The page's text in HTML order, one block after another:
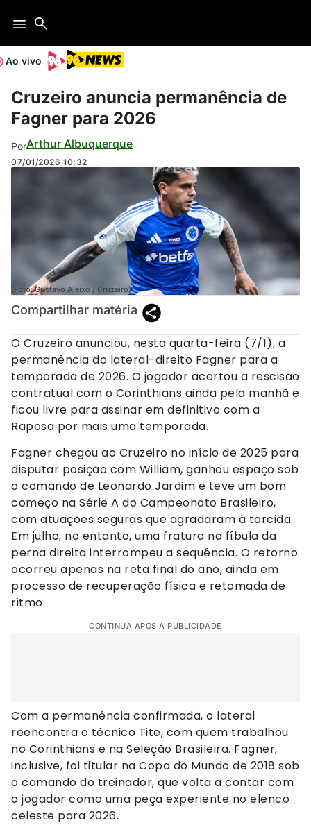
Ao vivo
Cruzeiro anuncia permanência de
Fagner para 2026
PorArthur Albuquerque
07/01/2026 10:32
(Foto: Gustavo Aleixo / Cruzeiro)
Compartilhar matéria
O Cruzeiro anunciou, nesta quarta-feira (7/1), a
permanência do lateral-direito Fagner para a
temporada de 2026. O jogador acertou a rescisão
contratual com o Corinthians ainda pela manhã e
ficou livre para assinar em definitivo com a
Raposa por mais uma temporada.
Fagner chegou ao Cruzeiro no início de 2025 para
disputar posição com William, ganhou espaço sob
o comando de Leonardo Jardim e teve um bom
começo na Série A do Campeonato Brasileiro,
com atuações seguras que agradaram à torcida.
Em julho, no entanto, uma fratura na fíbula da
perna direita interrompeu a sequência. O retorno
ocorreu apenas na reta final do ano, ainda em
processo de recuperação física e retomada de
ritmo.
CONTINUA APÓS A PUBLICIDADE
Com a permanência confirmada, o lateral
reencontra o técnico Tite, com quem trabalhou
no Corinthians e na Seleção Brasileira. Fagner,
inclusive, foi titular na Copa do Mundo de 2018 sob
o comando do treinador, que volta a contar com
o jogador como uma peça experiente no elenco
celeste para 2026.